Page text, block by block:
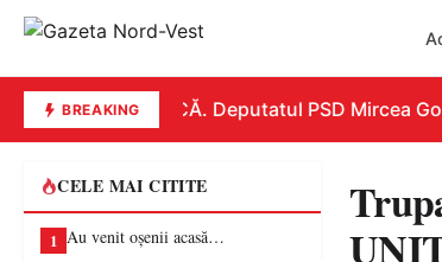
BREAKINGREPLICĂ. Deputatul PSD Mircea
CELE MAI CITITE
1 Au venit oșenii acasă…